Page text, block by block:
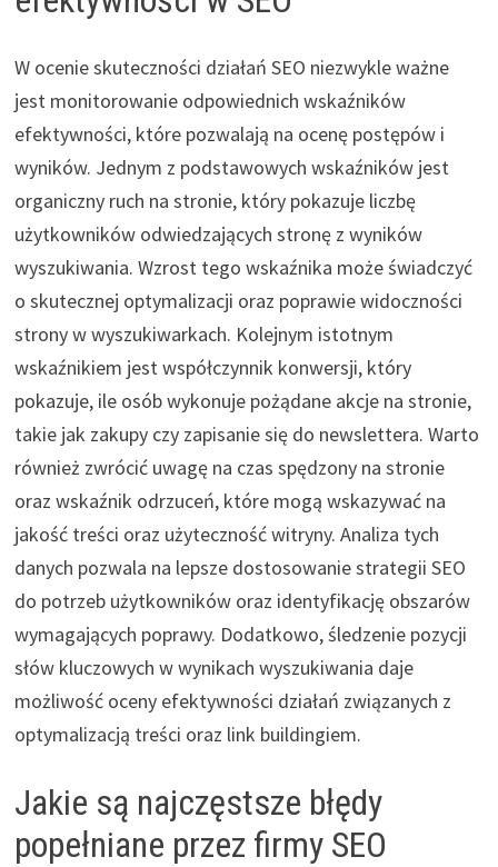
W ocenie skuteczności działań SEO niezwykle ważne
jest monitorowanie odpowiednich wskaźników
efektywności, które pozwalają na ocenę postępów i
wyników. Jednym z podstawowych wskaźników jest
organiczny ruch na stronie, który pokazuje liczbę
użytkowników odwiedzających stronę z wyników
wyszukiwania. Wzrost tego wskaźnika może świadczyć
o skutecznej optymalizacji oraz poprawie widoczności
strony w wyszukiwarkach. Kolejnym istotnym
wskaźnikiem jest współczynnik konwersji, który
pokazuje, ile osób wykonuje pożądane akcje na stronie,
takie jak zakupy czy zapisanie się do newslettera. Warto
również zwrócić uwagę na czas spędzony na stronie
oraz wskaźnik odrzuceń, które mogą wskazywać na
jakość treści oraz użyteczność witryny. Analiza tych
danych pozwala na lepsze dostosowanie strategii SEO
do potrzeb użytkowników oraz identyfikację obszarów
wymagających poprawy. Dodatkowo, śledzenie pozycji
słów kluczowych w wynikach wyszukiwania daje
możliwość oceny efektywności działań związanych z
optymalizacją treści oraz link buildingiem.
Jakie są najczęstsze błędy
popełniane przez firmy SEO